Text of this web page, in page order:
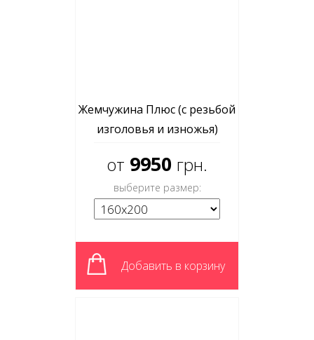
Жемчужина Плюс (с резьбой
изголовья и изножья)
от 9950 грн.
выберите размер:
Добавить в корзину